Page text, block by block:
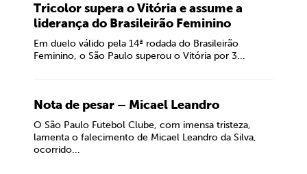
Tricolor supera o Vitória e assume a
liderança do Brasileirão Feminino
Em duelo válido pela 14ª rodada do Brasileirão
Feminino, o São Paulo superou o Vitória por 3...
Nota de pesar – Micael Leandro
O São Paulo Futebol Clube, com imensa tristeza,
lamenta o falecimento de Micael Leandro da Silva,
ocorrido...